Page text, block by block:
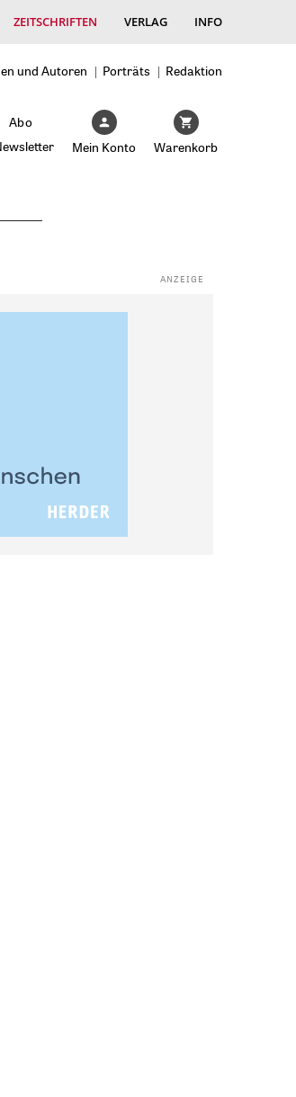
ZEITSCHRIFTEN VERLAG INFO
und Autoren Porträts
Redaktion
Abo
Mein Konto Warenkorb